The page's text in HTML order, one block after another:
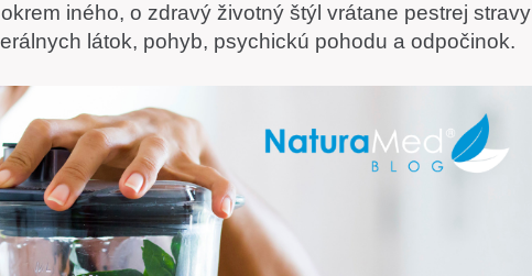
iného, o zdravý životný štýl vrátane pestrej stravy
látok, pohyb, psychickú pohodu a odpočinok.